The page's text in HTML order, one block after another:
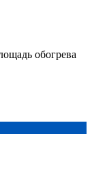
обогрева